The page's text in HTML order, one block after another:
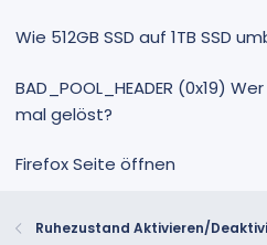
Wie 512GB SSD auf 1TB SSD
BAD_POOL_HEADER (0x19)
mal gelöst?
Firefox Seite öffnen
Ruhezustand Aktivieren/